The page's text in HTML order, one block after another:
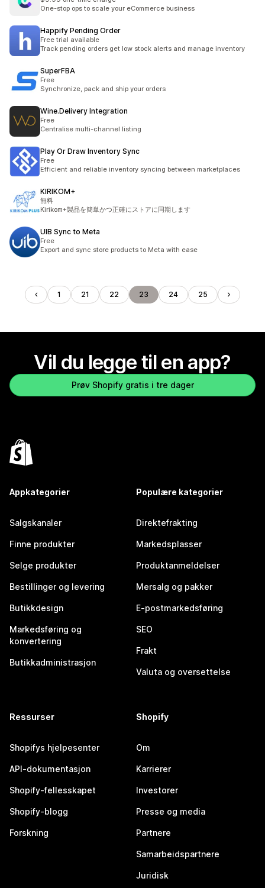
One-stop ops to scale your eCommerce business
Happify Pending Order
Free trial available
Track pending orders get low stock alerts and manage inventory
SuperFBA
Free
Synchronize, pack and ship your orders
Wine.Delivery Integration
Free
Centralise multi-channel listing
Play Or Draw Inventory Sync
Free
Efficient and reliable inventory syncing between marketplaces
KIRIKOM+
無料
Kirikom+製品を簡単かつ正確にストアに同期します
UIB Sync to Meta
Free
Export and sync store products to Meta with ease
1 21 22 23 24 25
Vil du legge til en app?
Prøv Shopify gratis i tre dager
Appkategorier
Salgskanaler
Finne produkter
Selge produkter
Bestillinger og levering
Butikkdesign
Markedsføring og
konvertering
Butikkadministrasjon
Populære kategorier
Direktefrakting
Markedsplasser
Produktanmeldelser
Mersalg og pakker
E-postmarkedsføring
SEO
Frakt
Valuta og oversettelse
Ressurser
Shopifys hjelpesenter
API-dokumentasjon
Shopify-fellesskapet
Shopify-blogg
Forskning
Shopify
Om
Karrierer
Investorer
Presse og media
Partnere
Samarbeidspartnere
Juridisk